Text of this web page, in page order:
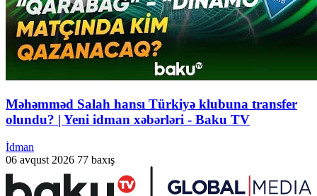
Məhəmməd Salah hansı Türkiyə klubuna transfer
olundu? | Yeni idman xəbərləri - Baku TV
İdman
06 avqust 2026 77 baxış